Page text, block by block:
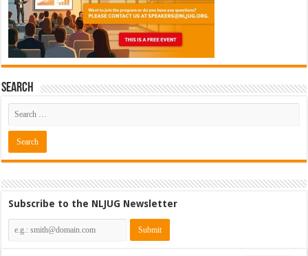
Search
Subscribe to the NLJUG Newsletter